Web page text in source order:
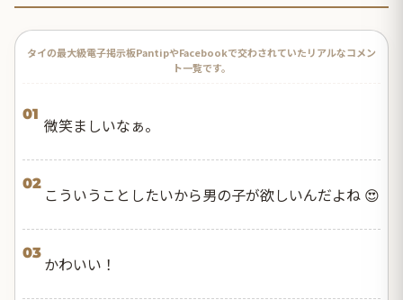
タイの最大級電子掲示板PantipやFacebookで交わされていたリアルなコメン
ト一覧です。
01
微笑ましいなぁ。
02
こういうことしたいから男の子が欲しいんだよね 😍
03
かわいい！